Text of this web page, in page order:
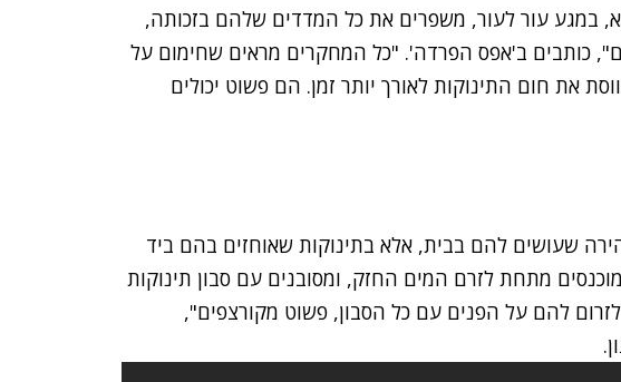
במגע עור לעור, משפרים את כל המדדים שלהם בזכותה,
כותבים ב'אפס הפרדה'. "כל המחקרים מראים שחימום על
את חום התינוקות לאורך יותר זמן. הם פשוט יכולים
שעושים להם בבית, אלא בתינוקות שאוחזים בהם ביד
מתחת לזרם המים החזק, ומסובנים עם סבון תינוקות
להם על הפנים עם כל הסבון, פשוט מקורצפים",